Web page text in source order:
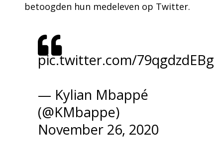
betoogden hun medeleven op Twitter.
pic.twitter.com/79qgdzdEBg
— Kylian Mbappé
(@KMbappe)
November 26, 2020